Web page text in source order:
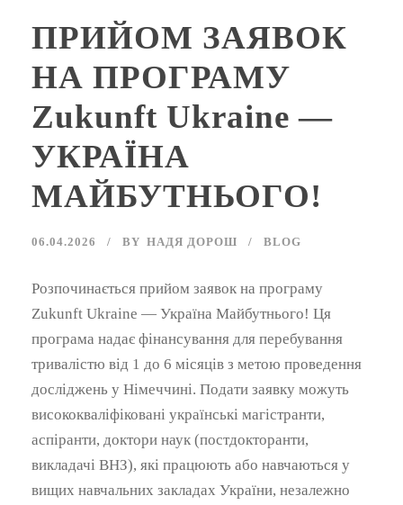
ПРИЙОМ ЗАЯВОК
НА ПРОГРАМУ
Zukunft Ukraine —
УКРАЇНА
МАЙБУТНЬОГО!
06.04.2026 BY НАДЯ ДОРОШ BLOG
Розпочинається прийом заявок на програму
Zukunft Ukraine — Україна Майбутнього! Ця
програма надає фінансування для перебування
тривалістю від 1 до 6 місяців з метою проведення
досліджень у Німеччині. Подати заявку можуть
висококваліфіковані українські магістранти,
аспіранти, доктори наук (постдокторанти,
викладачі ВНЗ), які працюють або навчаються у
вищих навчальних закладах України, незалежно